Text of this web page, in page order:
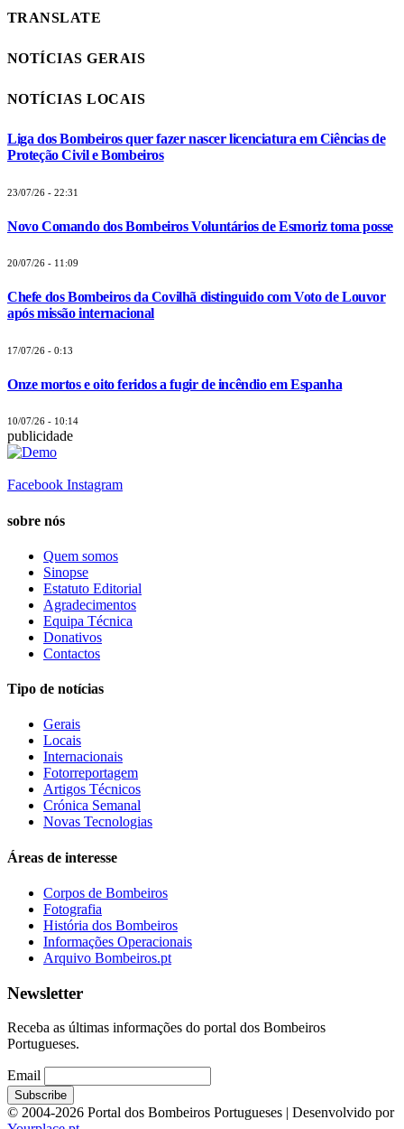
TRANSLATE
NOTÍCIAS GERAIS
NOTÍCIAS LOCAIS
Liga dos Bombeiros quer fazer nascer licenciatura em Ciências de
Proteção Civil e Bombeiros
23/07/26 - 22:31
Novo Comando dos Bombeiros Voluntários de Esmoriz toma posse
20/07/26 - 11:09
Chefe dos Bombeiros da Covilhã distinguido com Voto de Louvor
após missão internacional
17/07/26 - 0:13
Onze mortos e oito feridos a fugir de incêndio em Espanha
10/07/26 - 10:14
publicidade
Facebook Instagram
sobre nós
Quem somos
Sinopse
Estatuto Editorial
Agradecimentos
Equipa Técnica
Donativos
Contactos
Tipo de notícias
Gerais
Locais
Internacionais
Fotorreportagem
Artigos Técnicos
Crónica Semanal
Novas Tecnologias
Áreas de interesse
Corpos de Bombeiros
Fotografia
História dos Bombeiros
Informações Operacionais
Arquivo Bombeiros.pt
Newsletter
Receba as últimas informações do portal dos Bombeiros
Portugueses.
Email
© 2004-2026 Portal dos Bombeiros Portugueses | Desenvolvido por